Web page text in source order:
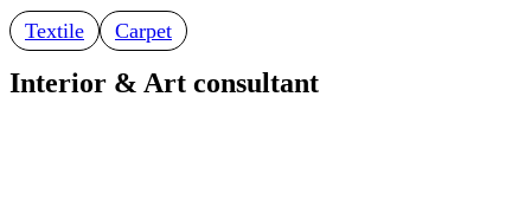
Textile Carpet
Interior & Art consultant